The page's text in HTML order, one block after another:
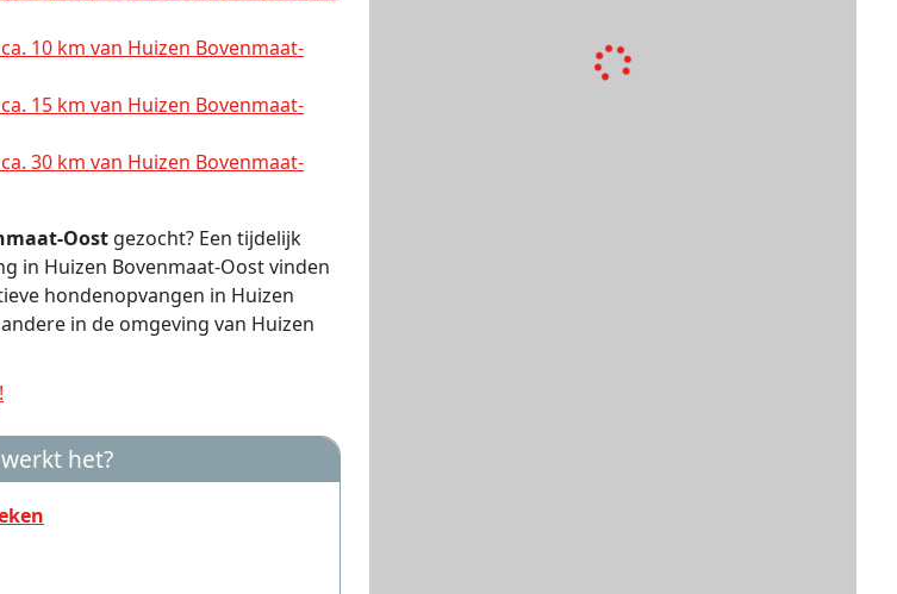
10 km van Huizen Bovenmaat-
15 km van Huizen Bovenmaat-
30 km van Huizen Bovenmaat-
Oost gezocht? Een tijdelijk
in Huizen Bovenmaat-Oost vinden
hondenopvangen in Huizen
in de omgeving van Huizen
het?